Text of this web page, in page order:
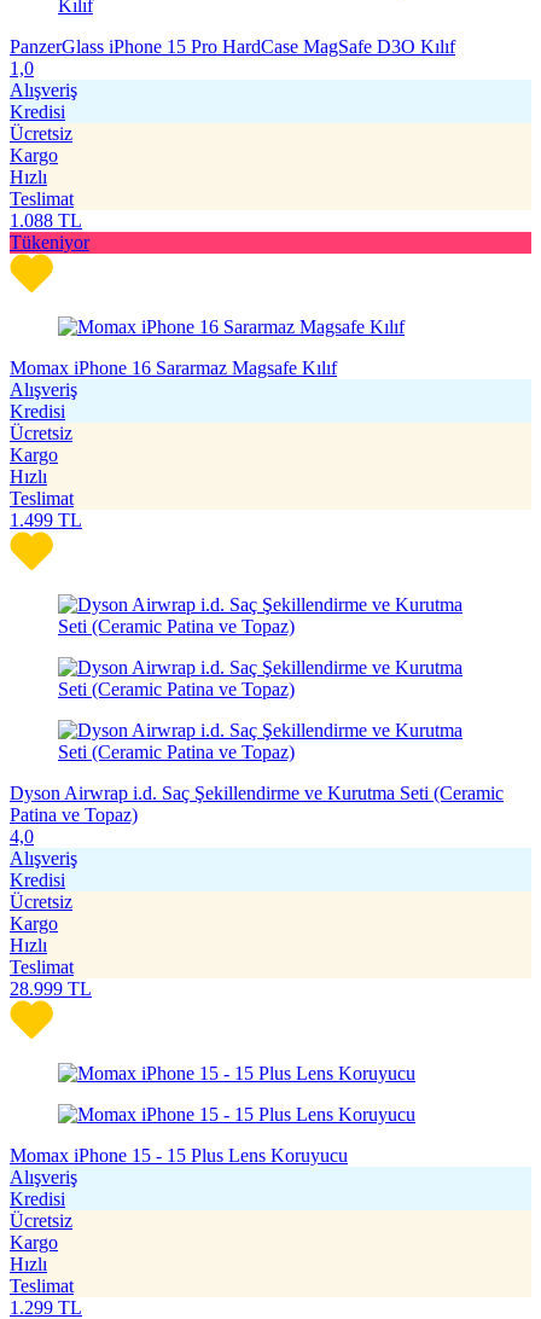
PanzerGlass iPhone 15 Pro HardCase MagSafe D3O Kılıf
1,0
Alışveriş
Kredisi
Ücretsiz
Kargo
Hızlı
Teslimat
1.088 TL
Tükeniyor
Momax iPhone 16 Sararmaz Magsafe Kılıf
Alışveriş
Kredisi
Ücretsiz
Kargo
Hızlı
Teslimat
1.499 TL
Dyson Airwrap i.d. Saç Şekillendirme ve Kurutma Seti (Ceramic
Patina ve Topaz)
4,0
Alışveriş
Kredisi
Ücretsiz
Kargo
Hızlı
Teslimat
28.999 TL
Momax iPhone 15 - 15 Plus Lens Koruyucu
Alışveriş
Kredisi
Ücretsiz
Kargo
Hızlı
Teslimat
1.299 TL